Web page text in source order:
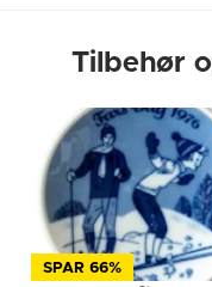
Tilbehør
SPAR 66%